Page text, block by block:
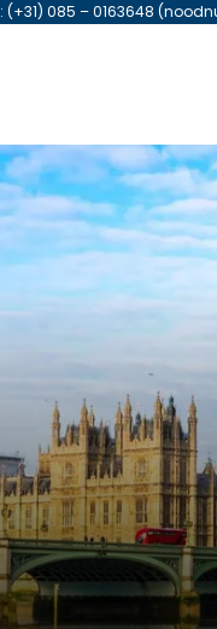
085 – 0163648